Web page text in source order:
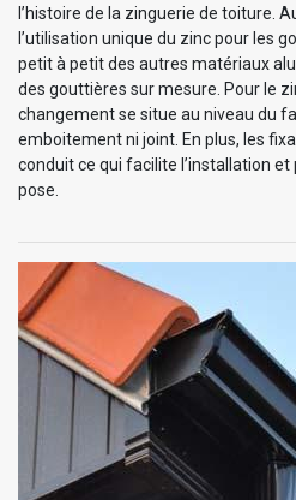
l’histoire de la zinguerie de toiture.
l’utilisation unique du zinc pour les
petit à petit des autres matériaux
des gouttières sur mesure. Pour le
changement se situe au niveau du
emboitement ni joint. En plus, les
conduit ce qui facilite l’installation
pose.